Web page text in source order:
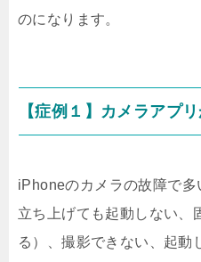
のになります。
【症例１】カメラアプ
iPhoneのカメラの故障で
立ち上げても起動しない、
る）、撮影できない、起動